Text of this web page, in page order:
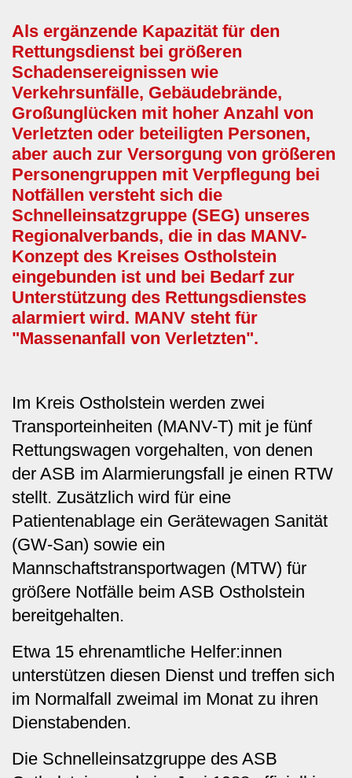
Als ergänzende Kapazität für den
Rettungsdienst bei größeren
Schadensereignissen wie
Verkehrsunfälle, Gebäudebrände,
Großunglücken mit hoher Anzahl von
Verletzten oder beteiligten Personen,
aber auch zur Versorgung von größeren
Personengruppen mit Verpflegung bei
Notfällen versteht sich die
Schnelleinsatzgruppe (SEG) unseres
Regionalverbands, die in das MANV-
Konzept des Kreises Ostholstein
eingebunden ist und bei Bedarf zur
Unterstützung des Rettungsdienstes
alarmiert wird. MANV steht für
"Massenanfall von Verletzten".
Im Kreis Ostholstein werden zwei
Transporteinheiten (MANV-T) mit je fünf
Rettungswagen vorgehalten, von denen
der ASB im Alarmierungsfall je einen RTW
stellt. Zusätzlich wird für eine
Patientenablage ein Gerätewagen Sanität
(GW-San) sowie ein
Mannschaftstransportwagen (MTW) für
größere Notfälle beim ASB Ostholstein
bereitgehalten.
Etwa 15 ehrenamtliche Helfer:innen
unterstützen diesen Dienst und treffen sich
im Normalfall zweimal im Monat zu ihren
Dienstabenden.
Die Schnelleinsatzgruppe des ASB